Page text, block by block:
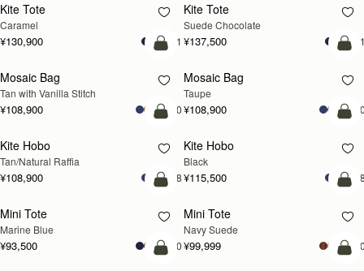
Kite Tote
Caramel
¥130,900 +1
Kite Tote
Suede Chocolate
¥137,500
カートに追加
Mosaic Bag
Tan with Vanilla Stitch
¥108,900 +10
カ
Mosaic Bag
Taupe
¥108,900
カートに追加
Kite Hobo
Tan/Natural Raffia
¥108,900 +8
カ
Kite Hobo
Black
¥115,500
カートに追加
Mini Tote
Marine Blue
¥93,500 +10
新登場
カ
Mini Tote
Navy Suede
¥99,999
予約する
カ